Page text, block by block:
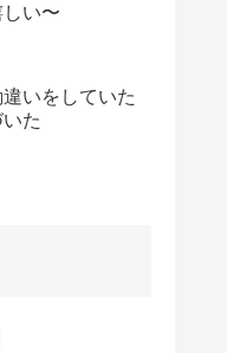
い〜
いをしていた
た